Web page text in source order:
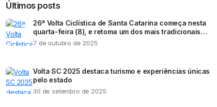
Últimos posts
26ª Volta Ciclística de Santa Catarina começa nesta
quarta-feira (8), e retoma um dos mais tradicionais
eventos esportivos do estado
7 de outubro de 2025
Volta SC 2025 destaca turismo e experiências únicas
pelo estado
30 de setembro de 2025